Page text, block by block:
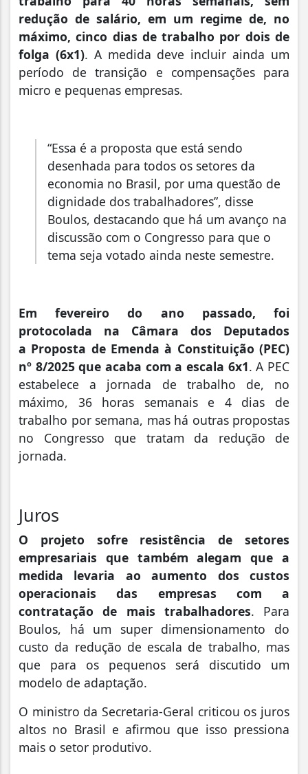
redução de salário, em um regime de, no
máximo, cinco dias de trabalho por dois de
folga (6x1). A medida deve incluir ainda um
período de transição e compensações para
micro e pequenas empresas.
“Essa é a proposta que está sendo
desenhada para todos os setores da
economia no Brasil, por uma questão de
dignidade dos trabalhadores”, disse
Boulos, destacando que há um avanço na
discussão com o Congresso para que o
tema seja votado ainda neste semestre.
Em fevereiro do ano passado, foi
protocolada na Câmara dos Deputados
a Proposta de Emenda à Constituição (PEC)
nº 8/2025 que acaba com a escala 6x1. A PEC
estabelece a jornada de trabalho de, no
máximo, 36 horas semanais e 4 dias de
trabalho por semana, mas há outras propostas
no Congresso que tratam da redução de
jornada.
Juros
O projeto sofre resistência de setores
empresariais que também alegam que a
medida levaria ao aumento dos custos
operacionais das empresas com a
contratação de mais trabalhadores. Para
Boulos, há um super dimensionamento do
custo da redução de escala de trabalho, mas
que para os pequenos será discutido um
modelo de adaptação.
O ministro da Secretaria-Geral criticou os juros
altos no Brasil e afirmou que isso pressiona
mais o setor produtivo.